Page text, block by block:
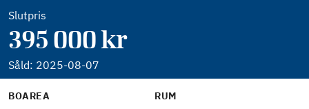
Slutpris
395 000 kr
Såld: 2025-08-07
BOAREA
RUM